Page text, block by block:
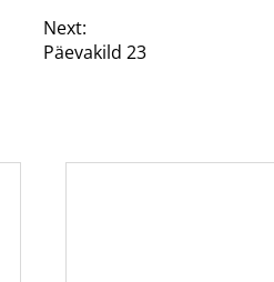
Next:
Päevakild 23